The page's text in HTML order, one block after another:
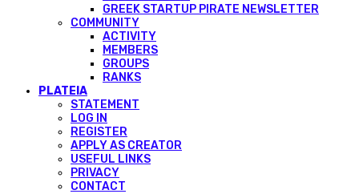
GREEK STARTUP PIRATE NEWSLETTER
COMMUNITY
ACTIVITY
MEMBERS
GROUPS
RANKS
PLATEIA
STATEMENT
LOG IN
REGISTER
APPLY AS CREATOR
USEFUL LINKS
PRIVACY
CONTACT